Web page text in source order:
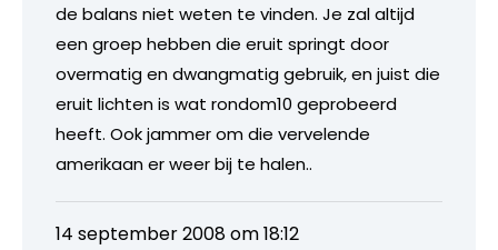
de balans niet weten te vinden. Je zal altijd
een groep hebben die eruit springt door
overmatig en dwangmatig gebruik, en juist die
eruit lichten is wat rondom10 geprobeerd
heeft. Ook jammer om die vervelende
amerikaan er weer bij te halen..
14 september 2008 om 18:12